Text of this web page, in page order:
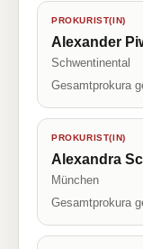
PROKURIST(IN)
Alexander
Schwentinental
Gesamtprokura
PROKURIST(IN)
Alexandra
München
Gesamtprokura